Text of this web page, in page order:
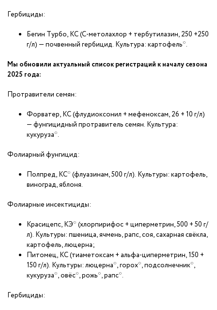
Гербициды:
Бегин Турбо, КС (С-метолахлор + тербутилазин, 250 +250
г/л) — почвенный гербицид. Культура: картофель*.
Мы обновили актуальный список регистраций к началу сезона
2025 года:
Протравители семян:
Форватер, КС (флудиоксонил + мефеноксам, 26 + 10 г/л)
— фунгицидный протравитель семян. Культура:
кукуруза*.
Фолиарный фунгицид:
Полпред, КС* (флуазинам, 500 г/л). Культуры: картофель,
виноград, яблоня.
Фолиарные инсектициды:
Красицепс, КЭ* (хлорпирифос + циперметрин, 500 + 50 г/
л). Культуры: пшеница, ячмень, рапс, соя, сахарная свёкла,
картофель, люцерна;
Питомец, КС (тиаметоксам + альфа-циперметрин, 150 +
150 г/л). Культуры: люцерна*, горох*, подсолнечник*,
кукуруза*, овёс*, рожь*, рапс*.
Гербициды: